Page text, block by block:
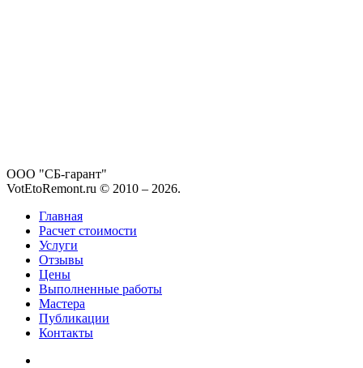
ООО "СБ-гарант"
VotEtoRemont.ru © 2010 – 2026.
Главная
Расчет стоимости
Услуги
Отзывы
Цены
Выполненные работы
Мастера
Публикации
Контакты